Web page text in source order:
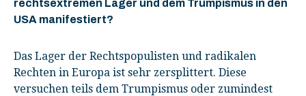
rechtsextremen Lager und dem Trumpismus in den
USA manifestiert?
Das Lager der Rechtspopulisten und radikalen
Rechten in Europa ist sehr zersplittert. Diese
versuchen teils dem Trumpismus oder zumindest